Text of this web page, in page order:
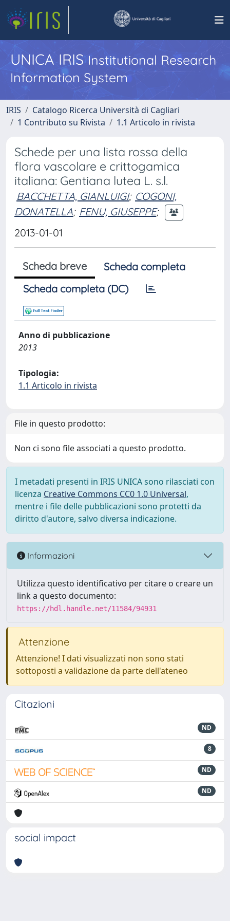
UNICA IRISInstitutional Research
Information System
IRIS
Catalogo Ricerca Università di Cagliari
1 Contributo su Rivista
1.1 Articolo in rivista
Schede per una lista rossa della
flora vascolare e crittogamica
italiana: Gentiana lutea L. s.l.
BACCHETTA, GIANLUIGI; COGONI,
DONATELLA; FENU, GIUSEPPE;
2013-01-01
Scheda breve
Scheda completa
Scheda completa (DC)
Anno di pubblicazione
2013
Tipologia:
1.1 Articolo in rivista
File in questo prodotto:
Non ci sono file associati a questo prodotto.
I metadati presenti in IRIS UNICA sono rilasciati con
licenza Creative Commons CC0 1.0 Universal,
mentre i file delle pubblicazioni sono protetti da
diritto d'autore, salvo diversa indicazione.
Informazioni
Utilizza questo identificativo per citare o creare un
link a questo documento:
https://hdl.handle.net/11584/94931
Attenzione
Attenzione! I dati visualizzati non sono stati
sottoposti a validazione da parte dell'ateneo
Citazioni
ND
8
ND
ND
social impact